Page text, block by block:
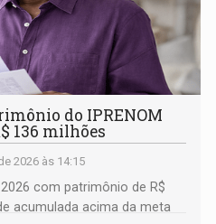
do IPRENOM
136 milhões
2026 às 14:15
2026 com patrimônio de R$
acumulada acima da meta